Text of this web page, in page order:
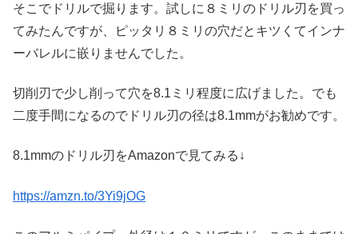
そこでドリルで掘ります。試しに８ミリのドリル刃を買っ
てみたんですが、ピッタリ８ミリの穴だとキツくてインナ
ーバレルに嵌りませんでした。
切削刃で少し削って穴を8.1ミリ程度に広げました。でも
二度手間になるのでドリル刃の径は8.1mmがお勧めです。
8.1mmのドリル刃をAmazonで見てみる↓
https://amzn.to/3Yi9jOG